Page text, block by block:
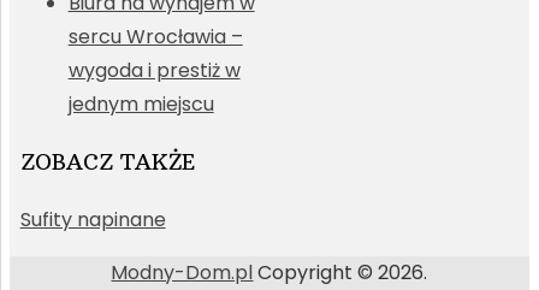
sercu Wrocławia –
wygoda i prestiż w
jednym miejscu
ZOBACZ TAKŻE
Sufity napinane
Modny-Dom.plCopyright © 2026.